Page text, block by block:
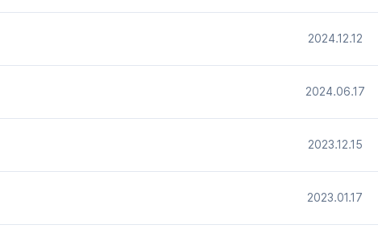
2024.12.12
2024.06.17
2023.12.15
2023.01.17